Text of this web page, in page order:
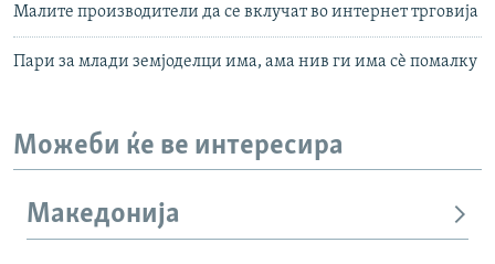
Малите производители да се вклучат во интернет трговија
Пари за млади земјоделци има, ама нив ги има сѐ помалку
Можеби ќе ве интересира
Македонија